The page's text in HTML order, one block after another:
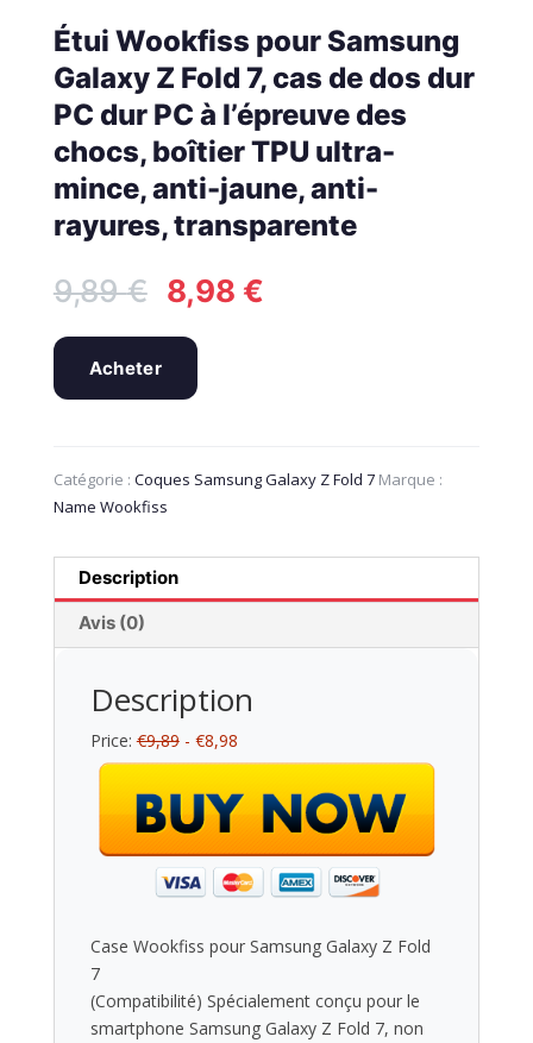
Étui Wookfiss pour Samsung
Galaxy Z Fold 7, cas de dos dur
PC dur PC à l’épreuve des
chocs, boîtier TPU ultra-
mince, anti-jaune, anti-
rayures, transparente
9,89€ Le
prix
initial
9,89 €.
8,98 €Le
Acheter
Catégorie : Coques Samsung Galaxy Z Fold 7 Marque :
Name Wookfiss
Description
Avis (0)
Description
Price:€9,89- €8,98
Case Wookfiss pour Samsung Galaxy Z Fold
7
(Compatibilité) Spécialement conçu pour le
smartphone Samsung Galaxy Z Fold 7, non